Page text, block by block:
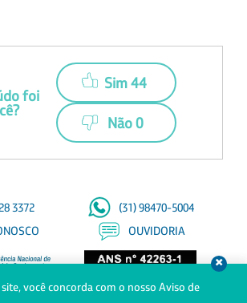
foi
Sim 44
Não 0
3372
(31) 98470-5004
OUVIDORIA
- Todos os direitos reservados à Saúde Petrobras
você concorda com o nosso Aviso de